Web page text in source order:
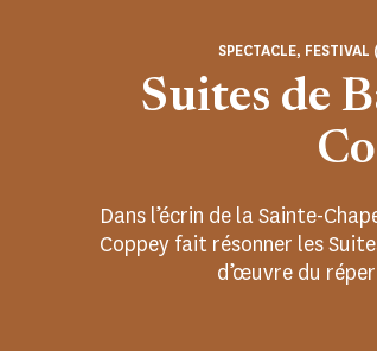
Suites de
SPECTACLE,
Dans l’écrin de la Sainte-
Coppey fait résonner les
d’œuvre du